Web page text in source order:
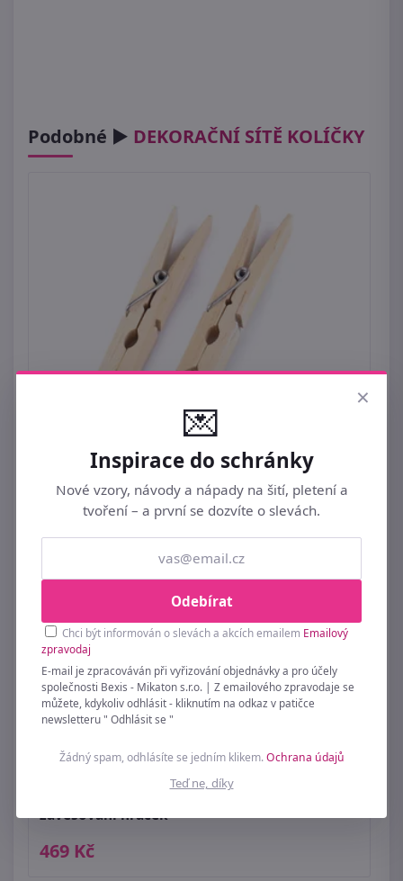
Podobné ► DEKORAČNÍ SÍTĚ KOLÍČKY
Dřevěné kolíčky na prádlo 10x74 mm 24ks
zavěšování hraček
469 Kč
×
💌
Inspirace do schránky
Nové vzory, návody a nápady na šití, pletení a
tvoření – a první se dozvíte o slevách.
Odebírat
Chci být informován o slevách a akcích emailem Emailový
zpravodaj
E-mail je zpracováván při vyřizování objednávky a pro účely
společnosti Bexis - Mikaton s.r.o. | Z emailového zpravodaje se
můžete, kdykoliv odhlásit - kliknutím na odkaz v patičce
newsletteru " Odhlásit se "
Žádný spam, odhlásíte se jedním klikem.Ochrana údajů
Teď ne, díky